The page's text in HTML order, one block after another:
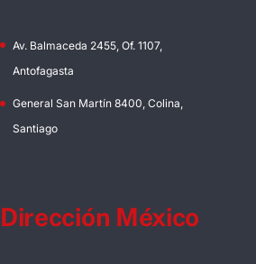
Av. Balmaceda 2455, Of. 1107,
Antofagasta
General San Martín 8400, Colina,
Santiago
Dirección México